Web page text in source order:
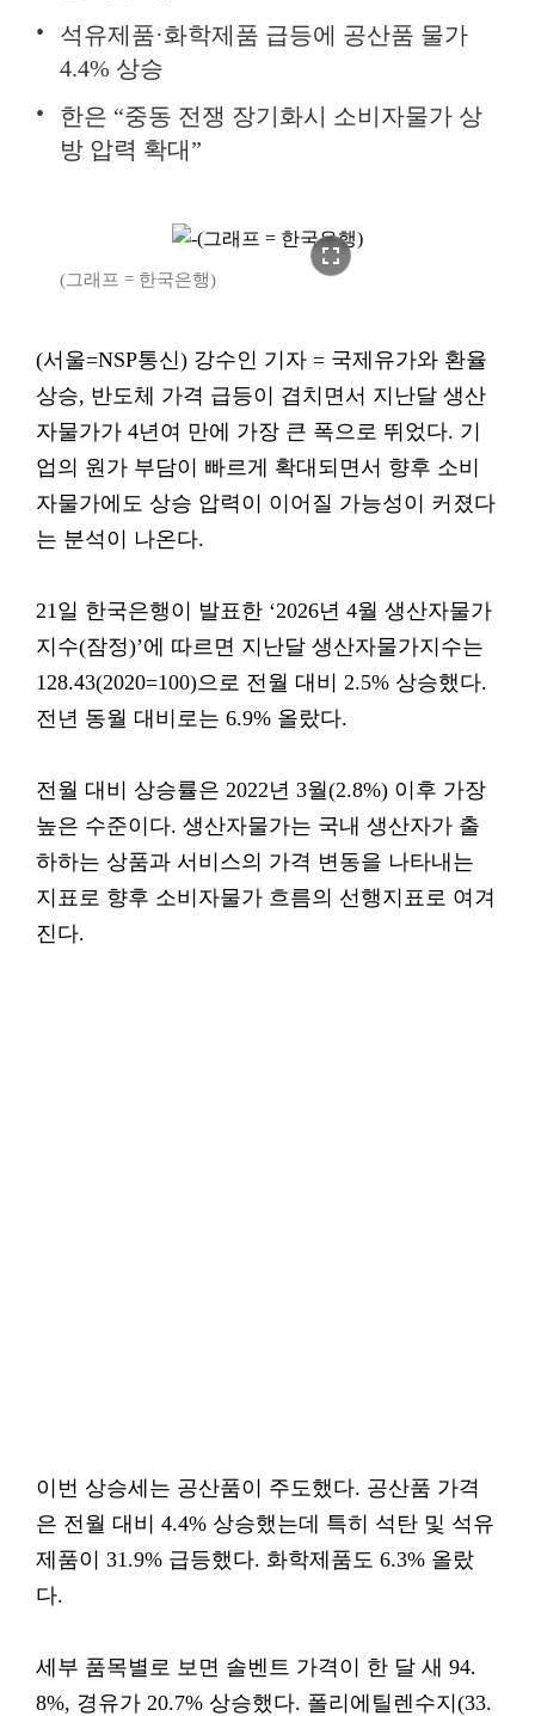
석유제품·화학제품 급등에 공산품 물가
4.4% 상승
한은 “중동 전쟁 장기화시 소비자물가 상
방 압력 확대”
fullscreen
(그래프 = 한국은행)
(서울=NSP통신) 강수인 기자 = 국제유가와 환율
상승, 반도체 가격 급등이 겹치면서 지난달 생산
자물가가 4년여 만에 가장 큰 폭으로 뛰었다. 기
업의 원가 부담이 빠르게 확대되면서 향후 소비
자물가에도 상승 압력이 이어질 가능성이 커졌다
는 분석이 나온다.
21일 한국은행이 발표한 ‘2026년 4월 생산자물가
지수(잠정)’에 따르면 지난달 생산자물가지수는
128.43(2020=100)으로 전월 대비 2.5% 상승했다.
전년 동월 대비로는 6.9% 올랐다.
전월 대비 상승률은 2022년 3월(2.8%) 이후 가장
높은 수준이다. 생산자물가는 국내 생산자가 출
하하는 상품과 서비스의 가격 변동을 나타내는
지표로 향후 소비자물가 흐름의 선행지표로 여겨
진다.
이번 상승세는 공산품이 주도했다. 공산품 가격
은 전월 대비 4.4% 상승했는데 특히 석탄 및 석유
제품이 31.9% 급등했다. 화학제품도 6.3% 올랐
다.
세부 품목별로 보면 솔벤트 가격이 한 달 새 94.
8%, 경유가 20.7% 상승했다. 폴리에틸렌수지(33.